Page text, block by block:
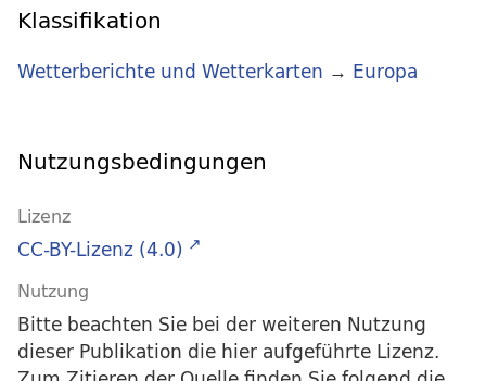
Klassifikation
Wetterberichte und Wetterkarten → Europa
Nutzungsbedingungen
Lizenz
CC-BY-Lizenz (4.0)
Nutzung
Bitte beachten Sie bei der weiteren Nutzung
dieser Publikation die hier aufgeführte Lizenz.